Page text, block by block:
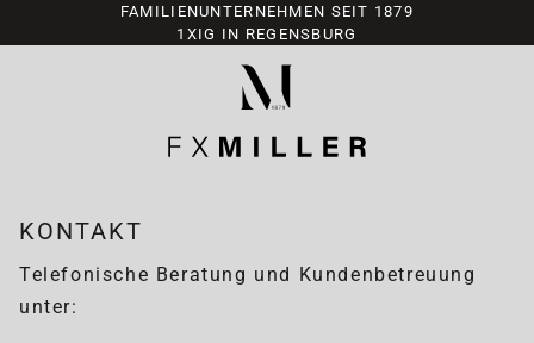
FAMILIENUNTERNEHMEN SEIT 1879
1XIG IN REGENSBURG
KONTAKT
Telefonische Beratung und Kundenbetreuung
unter: